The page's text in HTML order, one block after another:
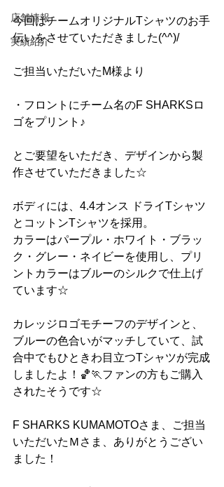
店舗情報
実績紹介
今回はチームオリジナルTシャツのお手
伝いをさせていただきました(^^)/
ご担当いただいたM様より
・フロントにチーム名のF SHARKSロ
ゴをプリント♪
とご要望をいただき、デザインから製
作させていただきました☆
ボディには、4.4オンス ドライTシャツ
とコットンTシャツを採用。
カラーはパープル・ホワイト・ブラッ
ク・グレー・ネイビーを使用し、プリ
ントカラーはブルーのシルクで仕上げ
ています☆
カレッジロゴモチーフのデザインと、
ブルーの色合いがマッチしていて、試
合中でもひときわ目立つTシャツが完成
しましたよ！🏀🏃ファンの方もご購入
されたそうです☆
F SHARKS KUMAMOTOさま、ご担当
いただいたＭさま、ありがとうござい
ました！